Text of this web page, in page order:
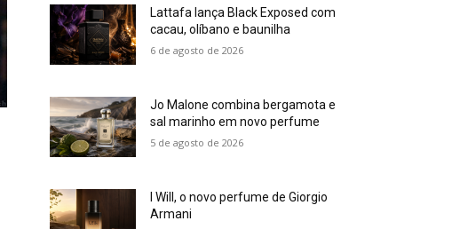
Lattafa lança Black Exposed com
cacau, olíbano e baunilha
6 de agosto de 2026
Jo Malone combina bergamota e
sal marinho em novo perfume
5 de agosto de 2026
I Will, o novo perfume de Giorgio
Armani